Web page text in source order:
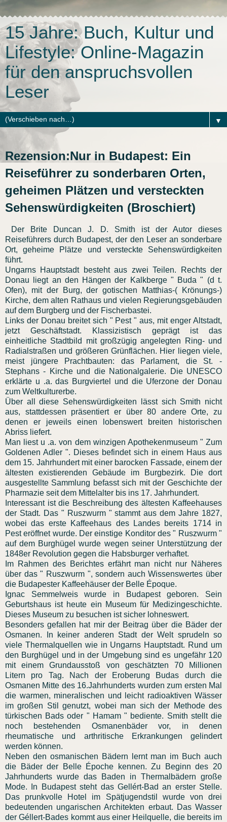
15 Jahre: Buch, Kultur und
Lifestyle: Online-Magazin
für den anspruchsvollen
Leser
▼
Rezension:Nur in Budapest: Ein
Reiseführer zu sonderbaren Orten,
geheimen Plätzen und versteckten
Sehenswürdigkeiten (Broschiert)
Der Brite Duncan J. D. Smith ist der Autor dieses
Reiseführers durch Budapest, der den Leser an sonderbare
Ort, geheime Plätze und versteckte Sehenswürdigkeiten
führt.
Ungarns Hauptstadt besteht aus zwei Teilen. Rechts der
Donau liegt an den Hängen der Kalkberge " Buda " (d t.
Ofen), mit der Burg, der gotischen Matthias-( Krönungs-)
Kirche, dem alten Rathaus und vielen Regierungsgebäuden
auf dem Burgberg und der Fischerbastei.
Links der Donau breitet sich " Pest " aus, mit enger Altstadt,
jetzt Geschäftstadt. Klassizistisch geprägt ist das
einheitliche Stadtbild mit großzügig angelegten Ring- und
Radialstraßen und größeren Grünflächen. Hier liegen viele,
meist jüngere Prachtbauten: das Parlament, die St. -
Stephans - Kirche und die Nationalgalerie. Die UNESCO
erklärte u .a. das Burgviertel und die Uferzone der Donau
zum Weltkulturerbe.
Über all diese Sehenswürdigkeiten lässt sich Smith nicht
aus, stattdessen präsentiert er über 80 andere Orte, zu
denen er jeweils einen lobenswert breiten historischen
Abriss liefert.
Man liest u .a. von dem winzigen Apothekenmuseum " Zum
Goldenen Adler ". Dieses befindet sich in einem Haus aus
dem 15. Jahrhundert mit einer barocken Fassade, einem der
ältesten existierenden Gebäude im Burgbezirk. Die dort
ausgestellte Sammlung befasst sich mit der Geschichte der
Pharmazie seit dem Mittelalter bis ins 17. Jahrhundert.
Interessant ist die Beschreibung des ältesten Kaffeehauses
der Stadt. Das " Ruszwurm " stammt aus dem Jahre 1827,
wobei das erste Kaffeehaus des Landes bereits 1714 in
Pest eröffnet wurde. Der einstige Konditor des " Ruszwurm "
auf dem Burghügel wurde wegen seiner Unterstützung der
1848er Revolution gegen die Habsburger verhaftet.
Im Rahmen des Berichtes erfährt man nicht nur Näheres
über das " Ruszwurm ", sondern auch Wissenswertes über
die Budapester Kaffeehäuser der Belle Époque.
Ignac Semmelweis wurde in Budapest geboren. Sein
Geburtshaus ist heute ein Museum für Medizingeschichte.
Dieses Museum zu besuchen ist sicher lohneswert.
Besonders gefallen hat mir der Beitrag über die Bäder der
Osmanen. In keiner anderen Stadt der Welt sprudeln so
viele Thermalquellen wie in Ungarns Hauptstadt. Rund um
den Burghügel und in der Umgebung sind es ungefähr 120
mit einem Grundausstoß von geschätzten 70 Millionen
Litern pro Tag. Nach der Eroberung Budas durch die
Osmanen Mitte des 16.Jahrhunderts wurden zum ersten Mal
die warmen, mineralischen und leicht radioaktiven Wässer
im großen Stil genutzt, wobei man sich der Methode des
türkischen Bads oder " Hamam " bediente. Smith stellt die
noch bestehenden Osmanenbäder vor, in denen
rheumatische und arthritische Erkrankungen gelindert
werden können.
Neben den osmanischen Bädern lernt man im Buch auch
die Bäder der Belle Époche kennen. Zu Beginn des 20
Jahrhunderts wurde das Baden in Thermalbädern große
Mode. In Budapest steht das Gellért-Bad an erster Stelle.
Das prunkvolle Hotel im Spätjugendstil wurde von drei
bedeutenden ungarischen Architekten erbaut. Das Wasser
der Géllert-Bades kommt aus einer Heilquelle, die bereits im